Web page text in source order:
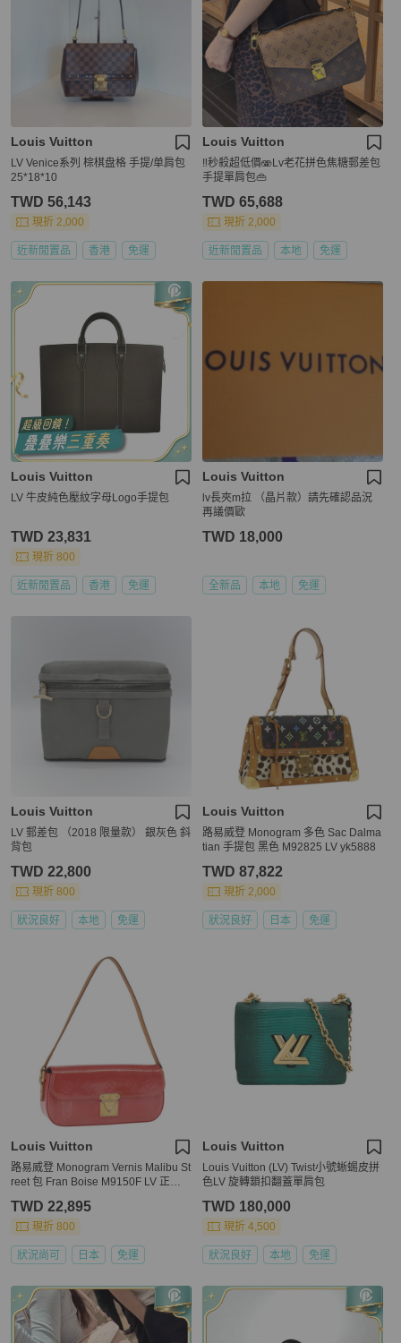
Louis Vuitton
LV Venice系列 棕棋盘格 手提/单肩包
25*18*10
TWD 56,143
現折 2,000
近新閒置品 香港 免運
Louis Vuitton
‼️秒殺超低價🫨Lv老花拼色焦糖郵差包
手提單肩包👜
TWD 65,688
現折 2,000
近新閒置品 本地 免運
Louis Vuitton
LV 牛皮純色壓紋字母Logo手提包
TWD 23,831
現折 800
近新閒置品 香港 免運
Louis Vuitton
lv長夾m拉 （晶片款）請先確認品況
再議價歐
TWD 18,000
全新品 本地 免運
Louis Vuitton
LV 郵差包 （2018 限量款） 銀灰色 斜
背包
TWD 22,800
現折 800
狀況良好 本地 免運
Louis Vuitton
路易威登 Monogram 多色 Sac Dalma
tian 手提包 黑色 M92825 LV yk5888
TWD 87,822
現折 2,000
狀況良好 日本 免運
Louis Vuitton
路易威登 Monogram Vernis Malibu St
reet 包 Fran Boise M9150F LV 正品 1
TWD 22,895
現折 800
狀況尚可 日本 免運
Louis Vuitton
Louis Vuitton (LV) Twist小號蜥蜴皮拼
色LV 旋轉鎖扣翻蓋單肩包
TWD 180,000
現折 4,500
狀況良好 本地 免運